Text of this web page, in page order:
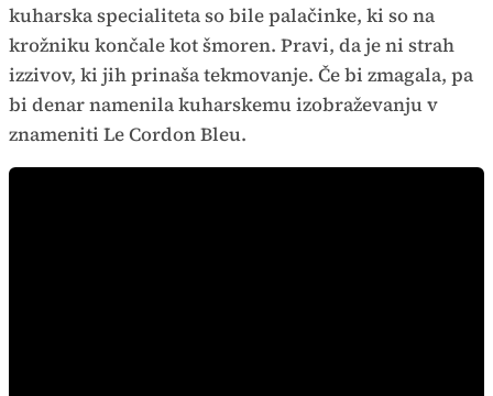
kuharska specialiteta so bile palačinke, ki so na
krožniku končale kot šmoren. Pravi, da je ni strah
izzivov, ki jih prinaša tekmovanje. Če bi zmagala, pa
bi denar namenila kuharskemu izobraževanju v
znameniti Le Cordon Bleu.